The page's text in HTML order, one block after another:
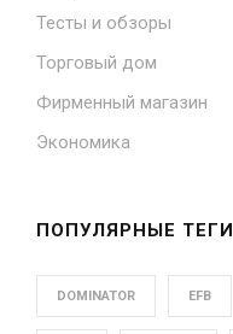
Тесты и обзоры
Торговый дом
Фирменный магазин
Экономика
ПОПУЛЯРНЫЕ ТЕГИ
DOMINATOR EFB